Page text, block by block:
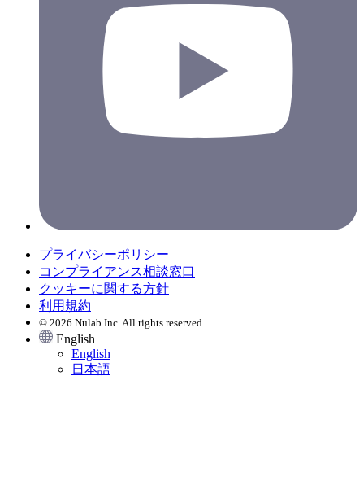
プライバシーポリシー
コンプライアンス相談窓口
クッキーに関する方針
利用規約
© 2026 Nulab Inc. All rights reserved.
English
English
日本語